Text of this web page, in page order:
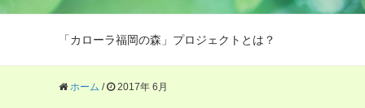
「カローラ福岡の森」プロジェクトとは？
ホーム / 2017年 6月